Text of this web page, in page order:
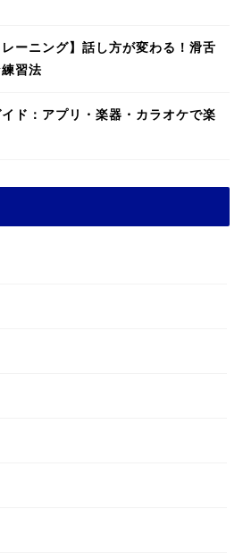
レーニング】話し方が変わる！滑舌
習法
ド：アプリ・楽器・カラオケで楽